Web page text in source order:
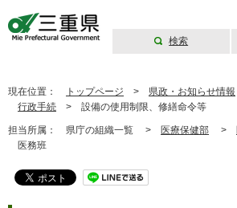
検索
現在位置： トップページ > 県政・お知らせ情報
行政手続 > 設備の使用制限、修繕命令等
担当所属： 県庁の組織一覧 > 医療保健部 >
医務班